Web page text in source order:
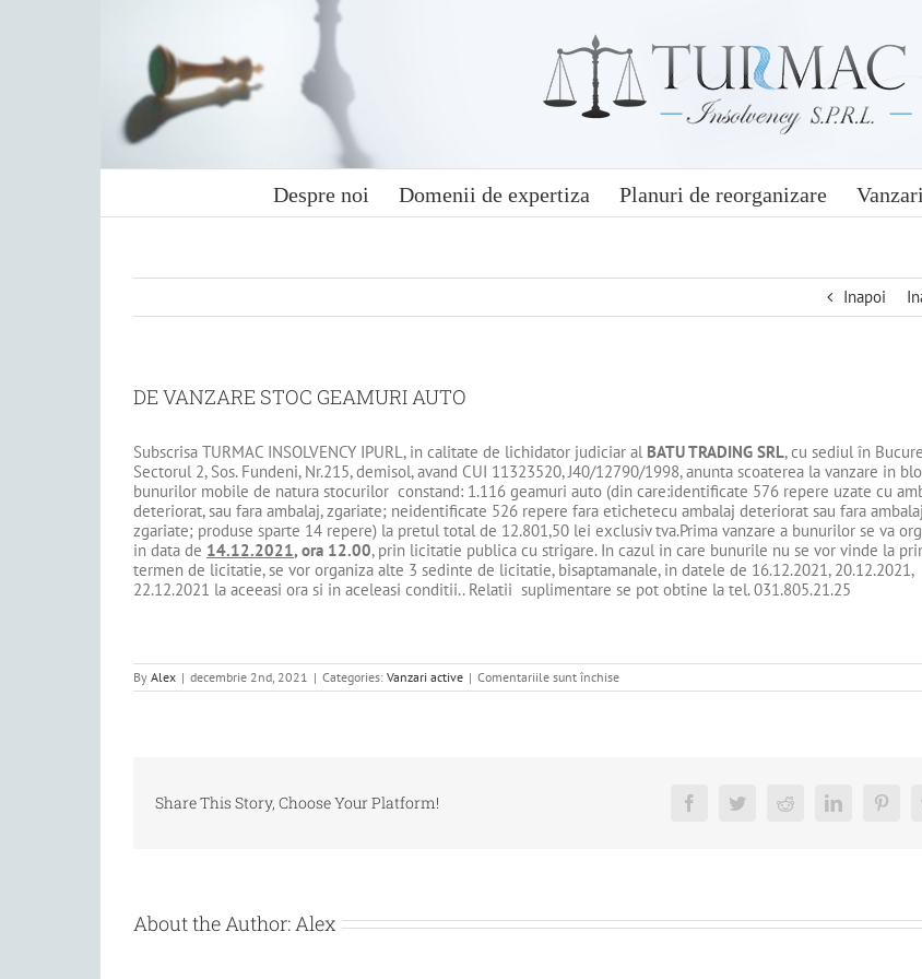
Despre noi Domenii de expertiza Planuri de reorganizare
Inapoi
DE VANZARE STOC GEAMURI AUTO
Subscrisa TURMAC INSOLVENCY IPURL, in calitate de lichidator judiciar al BATU TRADING SRL, cu sediul în
Sectorul 2, Sos. Fundeni, Nr.215, demisol, avand CUI 11323520, J40/12790/1998, anunta scoaterea la vanzare in
bunurilor mobile de natura stocurilor constand: 1.116 geamuri auto (din care:identificate 576 repere uzate cu
deteriorat, sau fara ambalaj, zgariate; neidentificate 526 repere fara etichetecu ambalaj deteriorat sau fara
zgariate; produse sparte 14 repere) la pretul total de 12.801,50 lei exclusiv tva.Prima vanzare a bunurilor se va
in data de 14.12.2021, ora 12.00, prin licitatie publica cu strigare. In cazul in care bunurile nu se vor vinde la
termen de licitatie, se vor organiza alte 3 sedinte de licitatie, bisaptamanale, in datele de 16.12.2021, 20.12.2021,
22.12.2021 la aceeasi ora si in aceleasi conditii.. Relatii suplimentare se pot obtine la tel. 031.805.21.25
By Alex | decembrie 2nd, 2021 | Categories: Vanzari active | Comentariile sunt închisepentru
DE
Share This Story, Choose Your Platform! FacebookTwitterReddit LinkedIn
About the Author:Alex